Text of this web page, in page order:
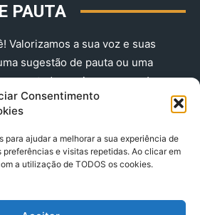
Consentimento
para ajudar a melhorar a sua experiência de
preferências e visitas repetidas. Ao clicar em
a utilização de TODOS os cookies.
PAUTA
Valorizamos a sua voz e suas
sugestão de pauta ou uma
contada, envie-nos agora!